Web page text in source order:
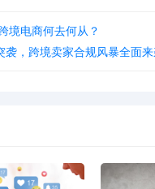
经验，共同应对挑战。此
境电商市场中，只有紧跟
境电商何去何从？
，跨境卖家合规风暴全面来